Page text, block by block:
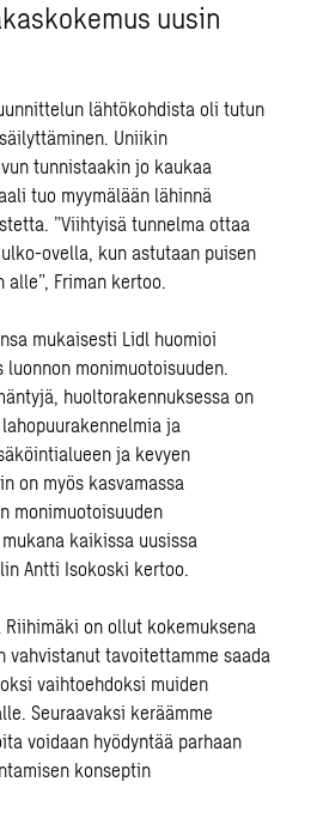
uusin
lähtökohdista oli tutun
Uniikin
tunnistaakin jo kaukaa
tuo myymälään lähinnä
”Viihtyisä tunnelma ottaa
ovella, kun astutaan puisen
Friman kertoo.
mukaisesti Lidl huomioi
luonnon monimuotoisuuden.
huoltorakennuksessa on
ja
ja kevyen
on myös kasvamassa
monimuotoisuuden
kaikissa uusissa
Antti Isokoski kertoo.
Riihimäki on ollut kokemuksena
vahvistanut tavoitettamme saada
vaihtoehdoksi muiden
Seuraavaksi keräämme
voidaan hyödyntää parhaan
konseptin